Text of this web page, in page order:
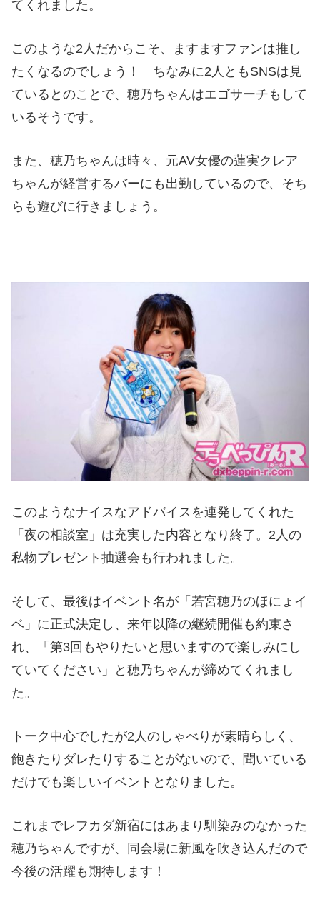
てくれました。
このような2人だからこそ、ますますファンは推し
たくなるのでしょう！ ちなみに2人ともSNSは見
ているとのことで、穂乃ちゃんはエゴサーチもして
いるそうです。
また、穂乃ちゃんは時々、元AV女優の蓮実クレア
ちゃんが経営するバーにも出勤しているので、そち
らも遊びに行きましょう。
このようなナイスなアドバイスを連発してくれた
「夜の相談室」は充実した内容となり終了。2人の
私物プレゼント抽選会も行われました。
そして、最後はイベント名が「若宮穂乃のほにょイ
ベ」に正式決定し、来年以降の継続開催も約束さ
れ、「第3回もやりたいと思いますので楽しみにし
ていてください」と穂乃ちゃんが締めてくれまし
た。
トーク中心でしたが2人のしゃべりが素晴らしく、
飽きたりダレたりすることがないので、聞いている
だけでも楽しいイベントとなりました。
これまでレフカダ新宿にはあまり馴染みのなかった
穂乃ちゃんですが、同会場に新風を吹き込んだので
今後の活躍も期待します！